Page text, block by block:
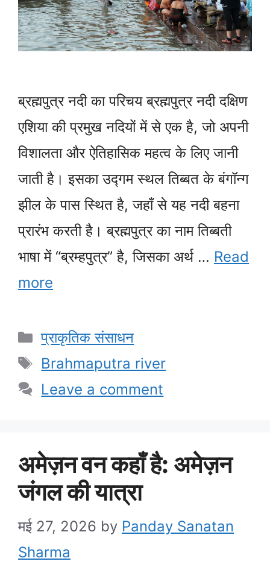
ब्रह्मपुत्र नदी का परिचय ब्रह्मपुत्र नदी दक्षिण
एशिया की प्रमुख नदियों में से एक है, जो अपनी
विशालता और ऐतिहासिक महत्व के लिए जानी
जाती है। इसका उद्गम स्थल तिब्बत के बंगॉन्ग
झील के पास स्थित है, जहाँ से यह नदी बहना
प्रारंभ करती है। ब्रह्मपुत्र का नाम तिब्बती
भाषा में “ब्रम्हपुत्र” है, जिसका अर्थ … Read
more
Categories
प्राकृतिक संसाधन
Tags
Brahmaputra river
Leave a comment
अमेज़न वन कहाँ है: अमेज़न
जंगल की यात्रा
मई 27, 2026 by Panday Sanatan
Sharma